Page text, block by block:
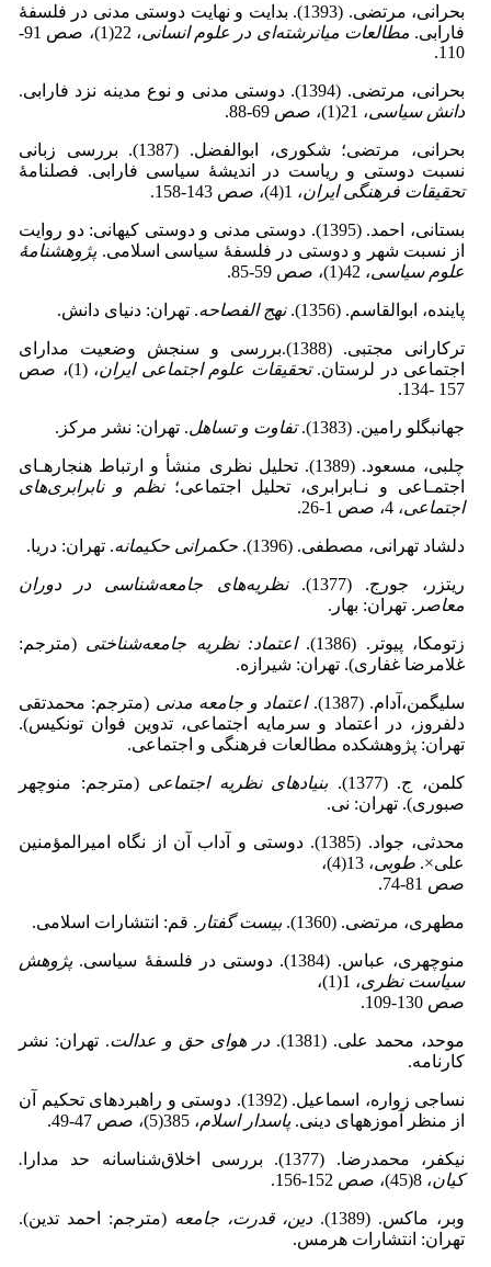
بحرانی، مرتضی. (1393). بدایت و نهایت دوستی مدنی در فلسفۀ
فارابی. مطالعات میانرشته‌ای در علوم انسانی
، 22(1)، صص 91-
110.
بحرانی، مرتضی. (1394). دوستی مدنی و نوع مدینه نزد فارابی.
دانش سیاسی، 21(1)، صص 69-88.
بحرانی، مرتضی؛ شکوری، ابوالفضل. (1387). بررسی زبانی
نسبت دوستی و ریاست در اندیشۀ سیاسی فارابی. فصلنامۀ
تحقیقات فرهنگی ایران، 1(4)، صص 143-158.
بستانی، احمد. (1395). دوستی مدنی و دوستی کیهانی: دو روایت
از نسبت شهر و دوستی در فلسفۀ سیاسی اسلامی.پژوهشنامۀ
علوم سیاسی، 42(1)، صص 59-85.
پاینده، ابوالقاسم. (1356). نهج الفصاحه. تهران: دنیای دانش.
ترکارانی مجتبی. (1388).بررسی و سنجش وضعیت مدارای
اجتماعی در لرستان.تحقیقات علوم اجتماعی ایران
، (1)، صص
157 -134.
جهانبگلو رامین. (1383). تفاوت و تساهل. تهران: نشر مرکز.
چلبی، مسعود. (1389). تحلیل نظری منشأ و ارتباط هنجارهـای
اجتمـاعی و نـابرابری، تحلیل اجتماعی؛نظم و نابرابریهای
اجتماعی، 4، صص 1-26.
دلشاد تهرانی، مصطفی. (1396). حکمرانی حکیمانه. تهران: دریا.
ریتزر، جورج. (1377).
نظریه‌های جامعه‌شناسی در دوران
معاصر . تهران: بهار.
زتومکا، پیوتر. (1386). اعتماد: نظریه جامعهشناختی (مترجم:
غلامرضا غفاری). تهران: شیرازه.
سلیگمن،آدام. (1387). اعتماد و جامعه مدنی (مترجم: محمدتقی
دلفروز، در اعتماد و سرمایه اجتماعی، تدوین فوان تونکیس).
تهران: پژوهشکده مطالعات فرهنگی و اجتماعی.
کلمن، ج. (1377). بنیادهای نظریه اجتماعی (مترجم: منوچهر
صبوری). تهران: نی.
محدثی، جواد. (1385). دوستی و آداب آن از نگاه امیرالمؤمنین
علی×. طوبی، 13(4)،
صص 81-74.
مطهری، مرتضی. (1360). بیست گفتار . قم: انتشارات اسلامی.
منوچهری، عباس. (1384). دوستی در فلسفۀ سیاسی.
پژوهش
سیاست نظری، 1(1)،
صص 130-109.
موحد، محمد علی. (1381). در هوای حق و عدالت. تهران: نشر
کارنامه.
نساجی زواره، اسماعیل. (1392). دوستی و راهبردهای تحکیم آن
از منظر آموزه‎های دینی.
پاسدار اسلام، 385(5)، صص 47-49.
نیکفر، محمدرضا. (1377). بررسی اخلاق‌شناسانه حد مدارا
.
کیان، 8(45)، صص 152-156.
وبر، ماکس. (1389). دین، قدرت، جامعه (مترجم: احمد تدین).
تهران: انتشارات هرمس.